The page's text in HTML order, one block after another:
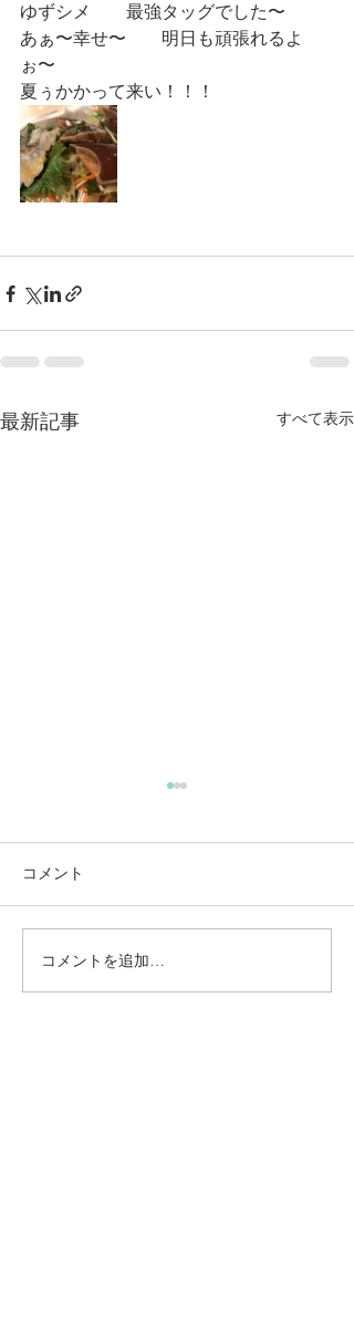
ゆずシメ　　最強タッグでした〜
あぁ〜幸せ〜　　明日も頑張れるよ
ぉ〜
夏ぅかかって来い！！！
最新記事 すべて表示
動かないところに、中心
がある。——ロジャース
コメント
コメントを追加…